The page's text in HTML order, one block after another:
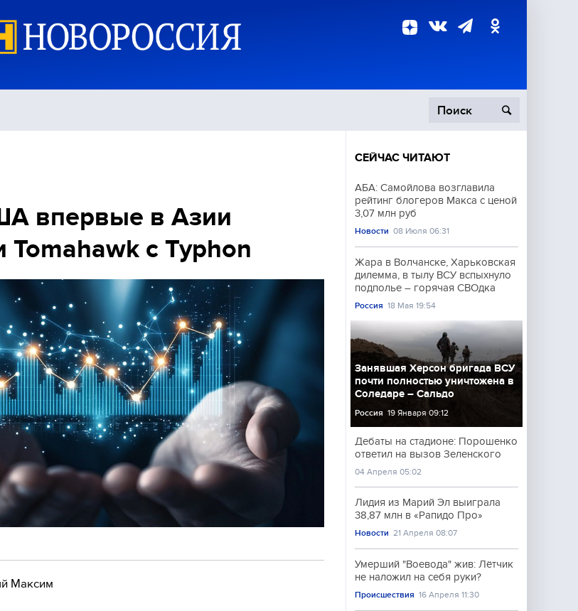
Происшествия
впервые в Азии
Tomahawk с Typhon
Максим
СЕЙЧАС ЧИТАЮТ
АБА: Самойлова возглавила
рейтинг блогеров Макса с ценой
3,07 млн руб
Новости 08 Июля 06:31
Жара в Волчанске, Харьковская
дилемма, в тылу ВСУ вспыхнуло
подполье – горячая СВОдка
Россия 18 Мая 19:54
Занявшая Херсон бригада ВСУ
почти полностью уничтожена в
Соледаре – Сальдо
Россия 19 Января 09:12
Дебаты на стадионе: Порошенко
ответил на вызов Зеленского
04 Апреля 05:02
Лидия из Марий Эл выиграла
38,87 млн в «Рапидо Про»
Новости 21 Апреля 08:07
Умерший "Воевода" жив: Лётчик
не наложил на себя руки?
Происшествия 16 Апреля 11:30